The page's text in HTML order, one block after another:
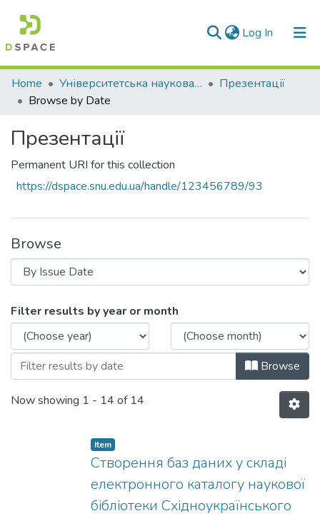
Log In (current)
Communities & Collections
All of DSpace
Home Університетська наукова бібліотека
Презентації
Browse by Date
Презентації
Permanent URI for this collection
https://dspace.snu.edu.ua/handle/123456789/93
Browse
Browsing Презентації by Issue Date
Filter results by year or month
Browse
Now showing 1 - 14 of 14
Item
Створення баз даних у складі
електронного каталогу наукової
бібліотеки Східноукраїнського